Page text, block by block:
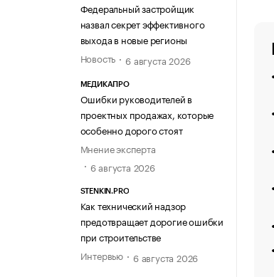
Федеральный застройщик
назвал секрет эффективного
выхода в новые регионы
Новость
6 августа 2026
МЕДИКАПРО
Ошибки руководителей в
проектных продажах, которые
особенно дорого стоят
Мнение эксперта
6 августа 2026
STENKIN.PRO
Как технический надзор
предотвращает дорогие ошибки
при строительстве
Интервью
6 августа 2026